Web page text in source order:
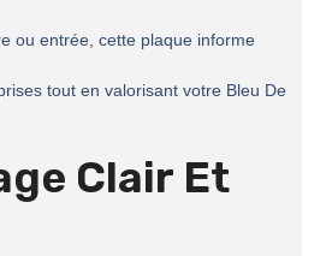
ou entrée, cette plaque informe
tout en valorisant votre Bleu De
Clair Et